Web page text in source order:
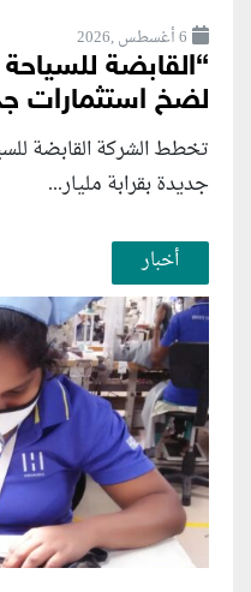
6 أغسطس ,2026
“القابضة
لضخ استثمارات
تخطط الشركة القابضة
جديدة بقرابة مليار...
أخبار